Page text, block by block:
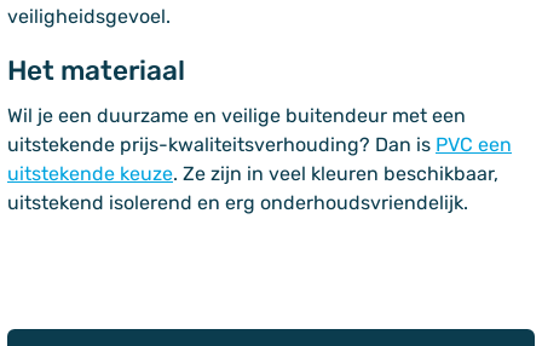
veiligheidsgevoel.
Het materiaal
Wil je een duurzame en veilige buitendeur met een
uitstekende prijs-kwaliteitsverhouding? Dan is PVC een
uitstekende keuze. Ze zijn in veel kleuren beschikbaar,
uitstekend isolerend en erg onderhoudsvriendelijk.